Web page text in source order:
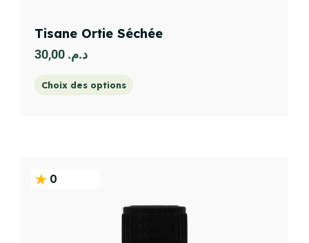
Tisane Ortie Séchée
د.م.
Choix des options
0